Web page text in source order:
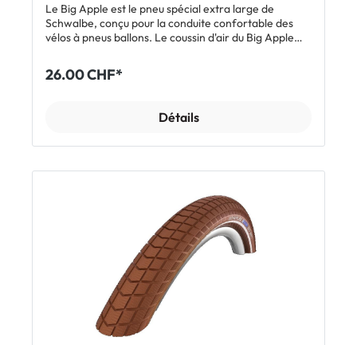
Le Big Apple est le pneu spécial extra large de
Schwalbe, conçu pour la conduite confortable des
vélos à pneus ballons. Le coussin d'air du Big Apple
chocs presque comme un vélo tout-suspendu tout en
roulant très facilement à une pression de 2 bar. Ainsi,
nécessite peu d'entretien, ce qui renforce le concept
d'un pneu particulièrement ingénieux et économique.
26.00 CHF*
Détails